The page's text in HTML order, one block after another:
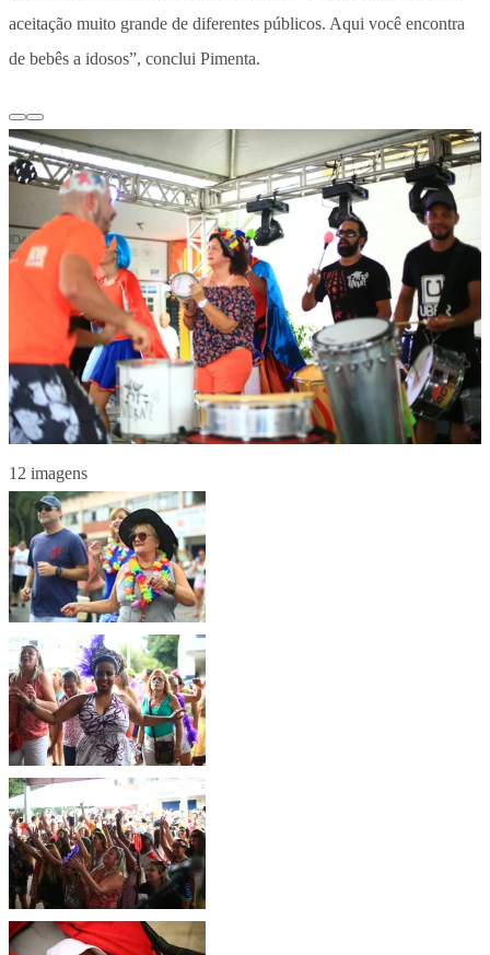
aceitação muito grande de diferentes públicos. Aqui você encontra
de bebês a idosos”, conclui Pimenta.
12 imagens